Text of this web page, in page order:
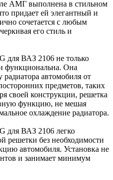
АМГ выполнена в стильном
придает ей элегантный и
сочетается с любым
его стиль и
для ВАЗ 2106 не только
функциональна. Она
автомобиля от
предметов, таких
своей конструкции, решетка
функцию, не мешая
охлаждение радиатора.
для ВАЗ 2106 легко
решетки без необходимости
автомобиля. Установка не
и занимает минимум